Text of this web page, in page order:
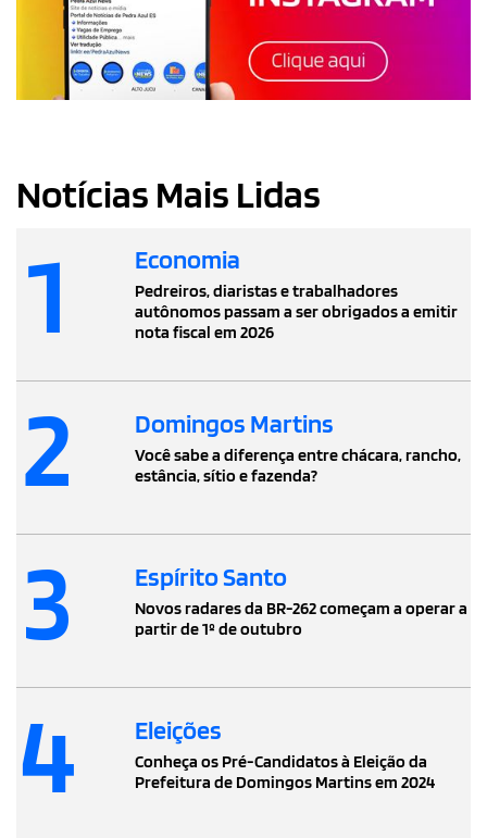
Notícias Mais Lidas
1 Economia
Pedreiros, diaristas e trabalhadores
autônomos passam a ser obrigados a emitir
nota fiscal em 2026
2 Domingos Martins
Você sabe a diferença entre chácara, rancho,
estância, sítio e fazenda?
3 Espírito Santo
Novos radares da BR-262 começam a operar a
partir de 1º de outubro
4 Eleições
Conheça os Pré-Candidatos à Eleição da
Prefeitura de Domingos Martins em 2024